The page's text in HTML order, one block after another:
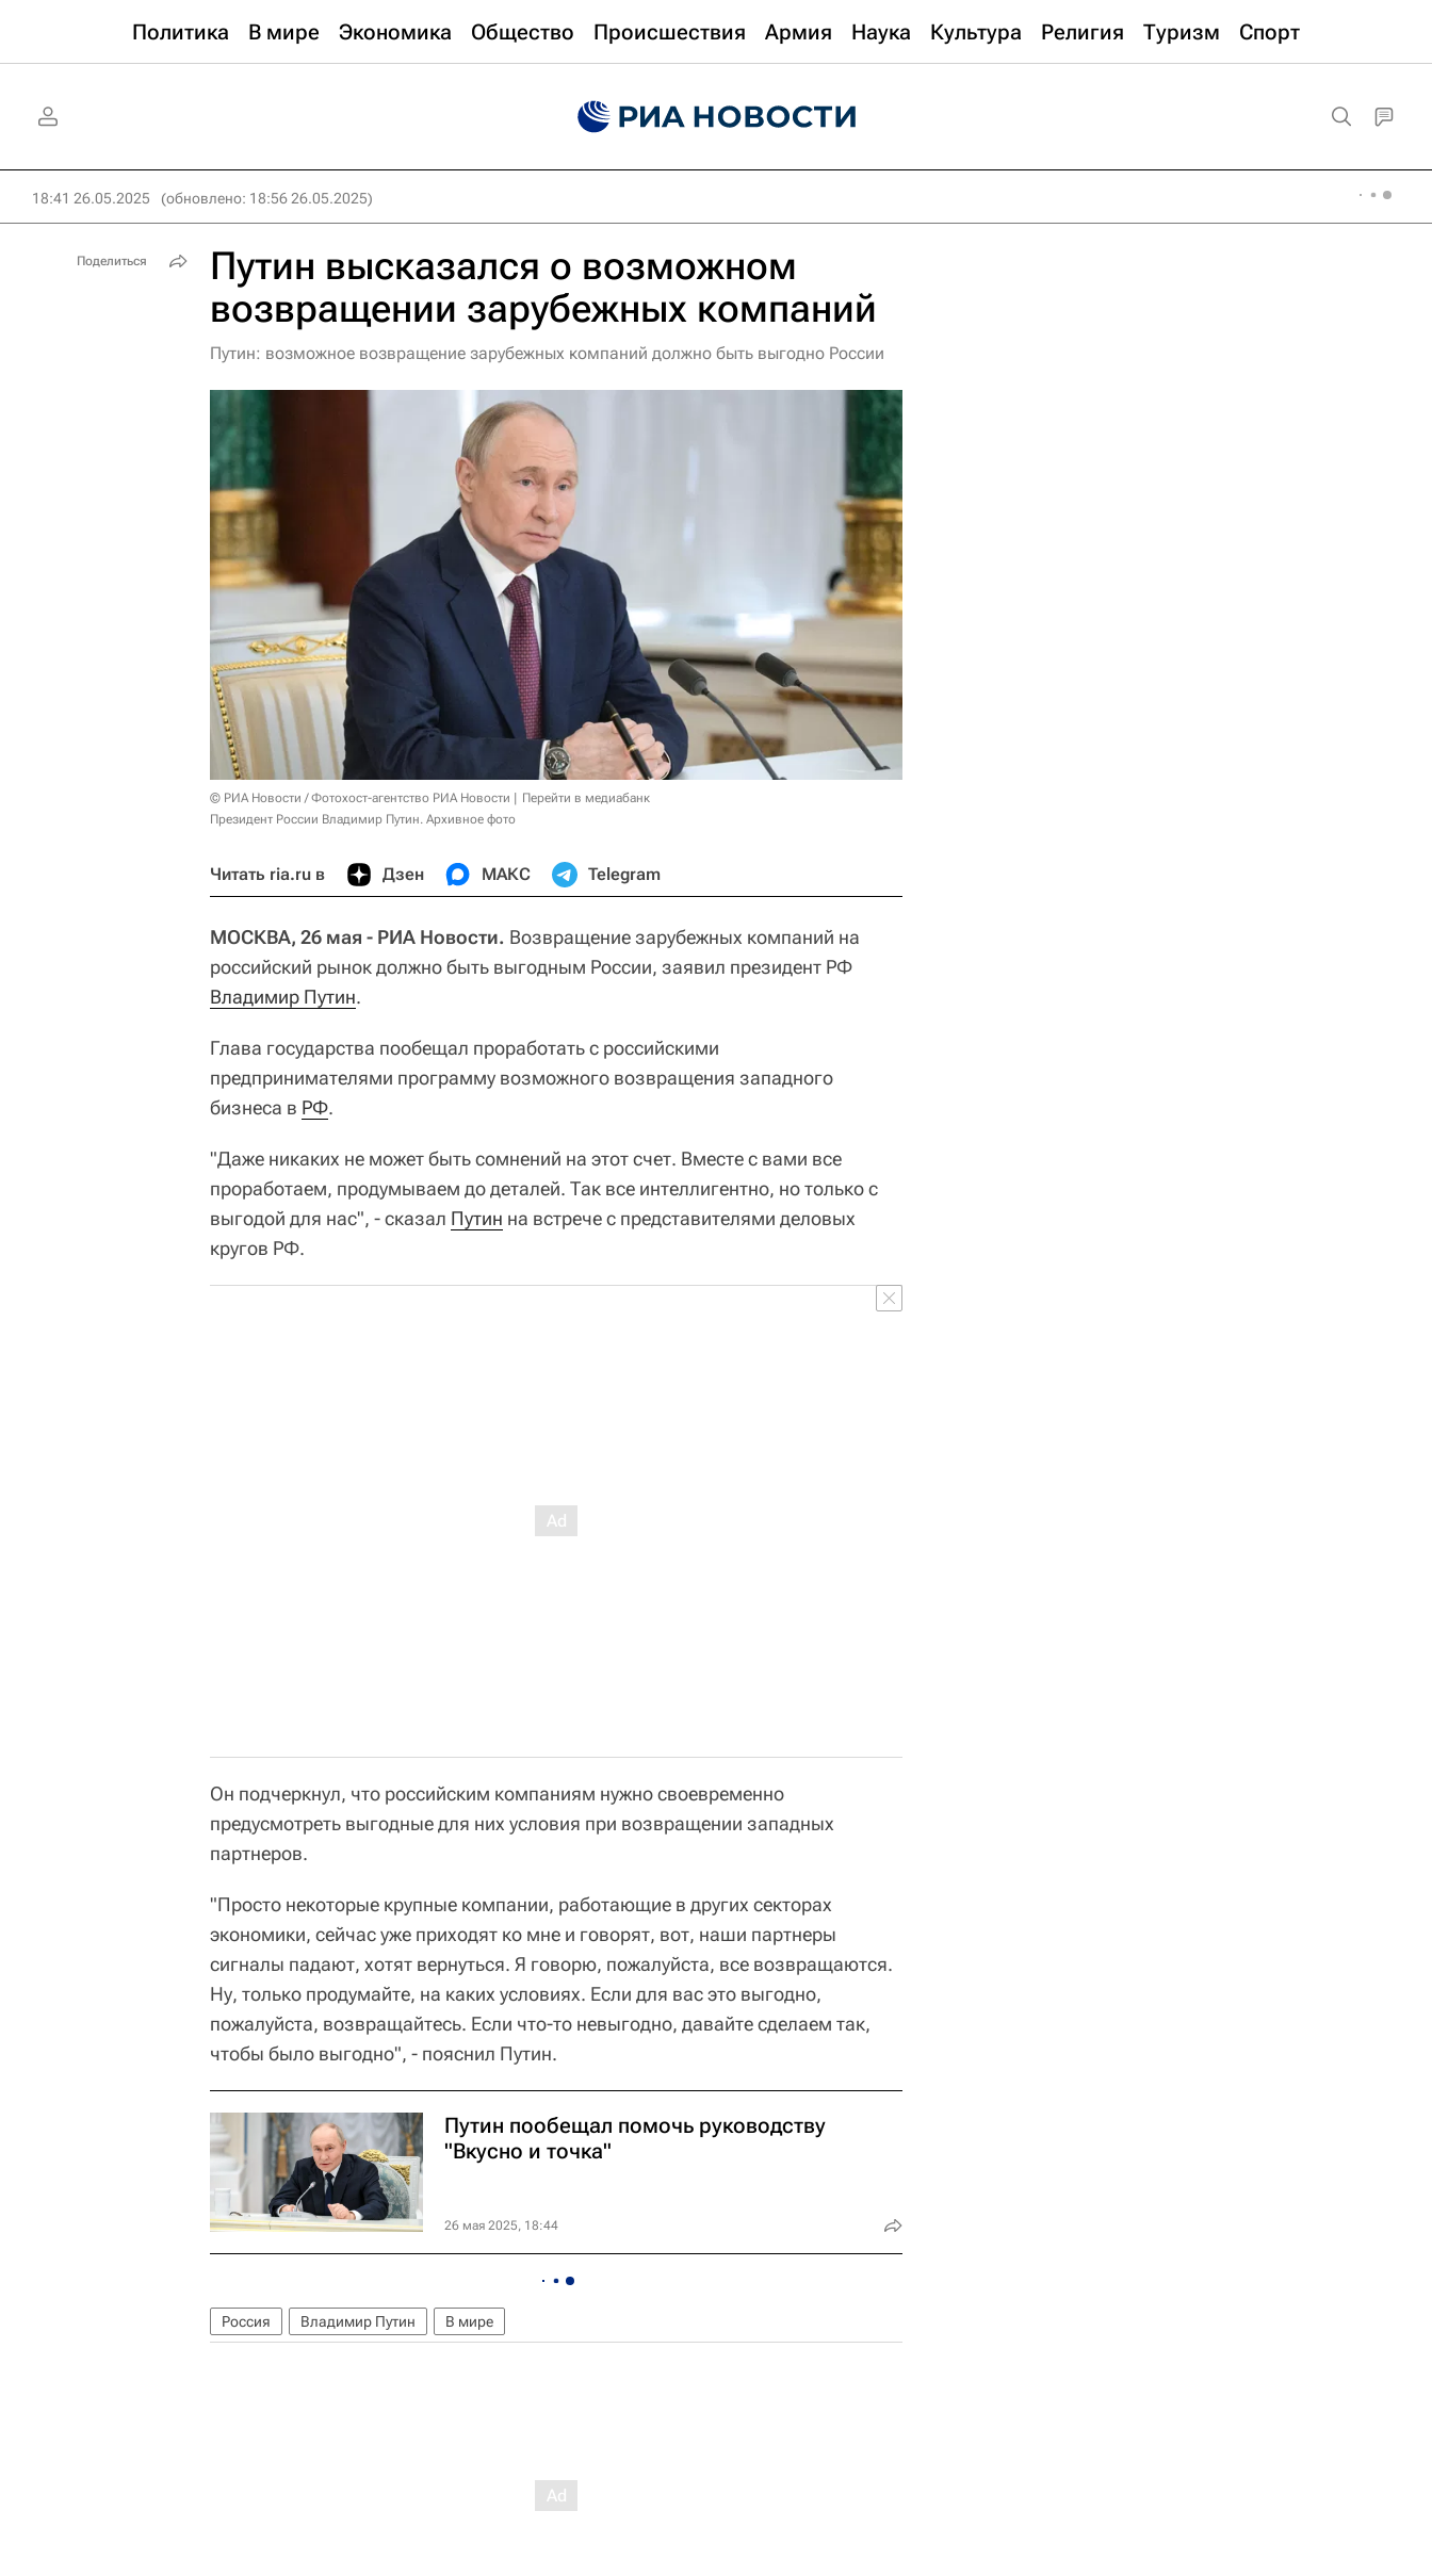
Политика В мире Экономика Общество Происшествия Армия Наука Культура Религия Туризм Спорт
18:41 26.05.2025 (обновлено: 18:56 26.05.2025)
Путин высказался о возможном
возвращении зарубежных компаний
Путин: возможное возвращение зарубежных компаний должно быть выгодно России
© РИА Новости / Фотохост-агентство РИА Новости
Перейти в медиабанк
Президент России Владимир Путин. Архивное фото
Читать ria.ru в Дзен МАКС Telegram
МОСКВА, 26 мая - РИА Новости. Возвращение зарубежных компаний на
российский рынок должно быть выгодным России, заявил президент РФ
Владимир Путин.
Глава государства пообещал проработать с российскими
предпринимателями программу возможного возвращения западного
бизнеса в РФ.
"Даже никаких не может быть сомнений на этот счет. Вместе с вами все
проработаем, продумываем до деталей. Так все интеллигентно, но только с
выгодой для нас", - сказал Путин на встрече с представителями деловых
кругов РФ.
Он подчеркнул, что российским компаниям нужно своевременно
предусмотреть выгодные для них условия при возвращении западных
партнеров.
"Просто некоторые крупные компании, работающие в других секторах
экономики, сейчас уже приходят ко мне и говорят, вот, наши партнеры
сигналы падают, хотят вернуться. Я говорю, пожалуйста, все возвращаются.
Ну, только продумайте, на каких условиях. Если для вас это выгодно,
пожалуйста, возвращайтесь. Если что-то невыгодно, давайте сделаем так,
чтобы было выгодно", - пояснил Путин.
Путин пообещал помочь руководству
"Вкусно и точка"
26 мая 2025, 18:44
Россия Владимир Путин В мире
Поделиться